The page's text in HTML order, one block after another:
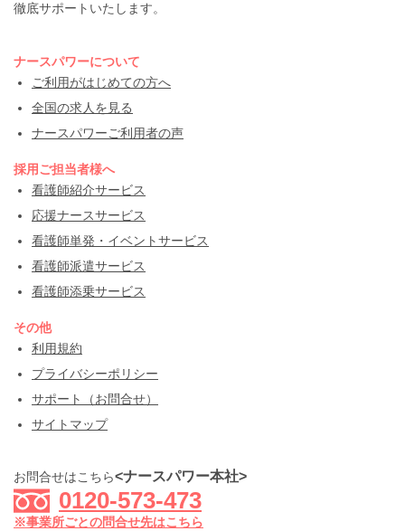
徹底サポートいたします。
ナースパワーについて
ご利用がはじめての方へ
全国の求人を見る
ナースパワーご利用者の声
採用ご担当者様へ
看護師紹介サービス
応援ナースサービス
看護師単発・イベントサービス
看護師派遣サービス
看護師添乗サービス
その他
利用規約
プライバシーポリシー
サポート（お問合せ）
サイトマップ
お問合せはこちら<ナースパワー本社>
0120-573-473
※事業所ごとの問合せ先はこちら